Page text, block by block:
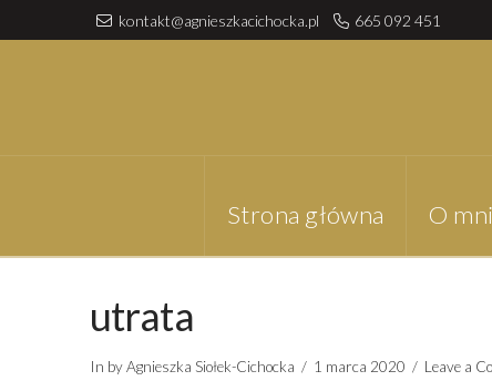
kontakt@agnieszkacichocka.pl 665 092 451
Strona główna O
utrata
In by Agnieszka Siołek-Cichocka 1 marca 2020 Leave a